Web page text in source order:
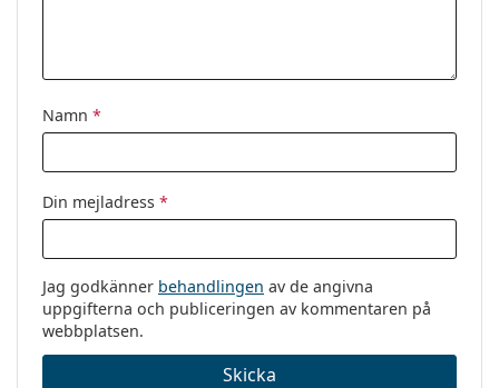
Namn *
Din mejladress *
Jag godkänner behandlingen av de angivna
uppgifterna och publiceringen av kommentaren på
webbplatsen.
Skicka